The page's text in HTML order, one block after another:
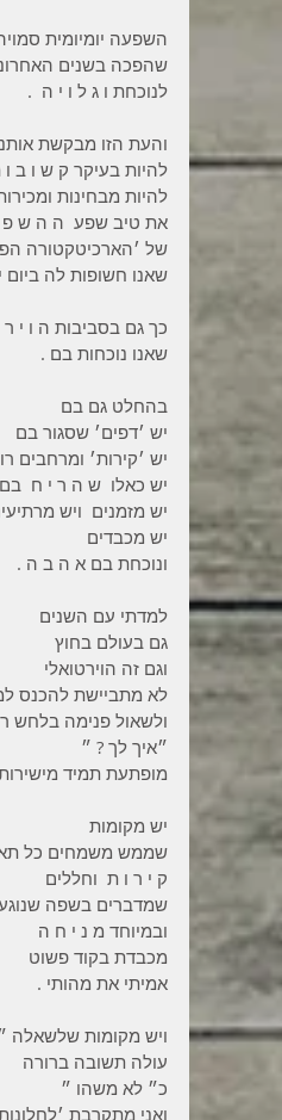
השפעה יומיומית
שהפכה בשנים
לנוכחת ו ג ל ו י ה  .
והעת הזו מבקשת
להיות בעיקר ק ש ו ב
להיות מבחינות
את טיב שפע  ה ה ש
של ׳הארכיטקטורה
שאנו חשופות לה ביום
כך גם בסביבות ה ו י ר
שאנו נוכחות בם .
בהחלט גם בם
יש ׳דפים׳ שסגור בם
יש ׳קירות׳ ומרחבים
יש כאלו  ש ה ר י ח
יש מזמנים  ויש
יש מכבדים
ונוכחת בם א ה ב ה .
למדתי עם השנים
גם בעולם בחוץ
וגם זה הוירטואלי
לא מתביישת להכנס
ולשאול פנימה בלחש
״איך לך ? ״
מופתעת תמיד
יש מקומות
שממש משמחים כל
ק י ר ו ת  וחללים
שמדברים בשפה
ובמיוחד מ נ י ח ה
מכבדת בקוד פשוט
אמיתי את מהותי .
ויש מקומות שלשאלה
עולה תשובה ברורה
כ״ לא משהו ״
ואני מתקרבת